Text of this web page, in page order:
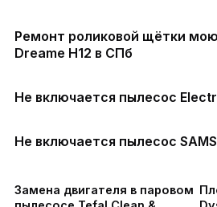
Ремонт роликовой щётки
Dreame H12 в СПб
Не включается пылесос
Не включается пылесос
Замена двигателя в паровом